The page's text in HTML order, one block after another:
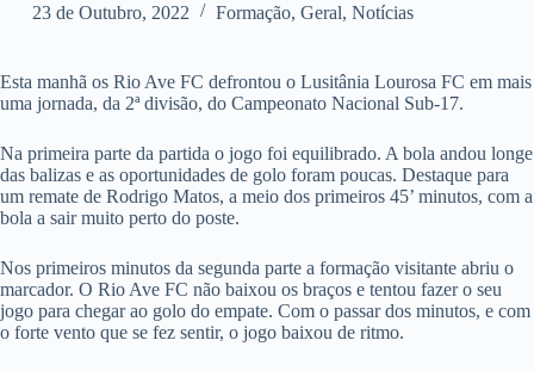
23 de Outubro, 2022 Formação, Geral, Notícias
Esta manhã os Rio Ave FC defrontou o Lusitânia Lourosa FC em mais
uma jornada, da 2ª divisão, do Campeonato Nacional Sub-17.
Na primeira parte da partida o jogo foi equilibrado. A bola andou longe
das balizas e as oportunidades de golo foram poucas. Destaque para
um remate de Rodrigo Matos, a meio dos primeiros 45’ minutos, com a
bola a sair muito perto do poste.
Nos primeiros minutos da segunda parte a formação visitante abriu o
marcador. O Rio Ave FC não baixou os braços e tentou fazer o seu
jogo para chegar ao golo do empate. Com o passar dos minutos, e com
o forte vento que se fez sentir, o jogo baixou de ritmo.